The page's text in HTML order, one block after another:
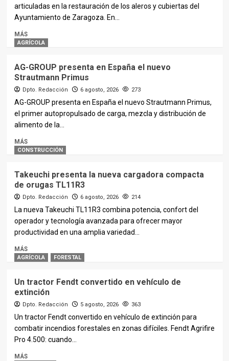
articuladas en la restauración de los aleros y cubiertas del
Ayuntamiento de Zaragoza. En...
MÁS
AGRÍCOLA
AG-GROUP presenta en España el nuevo
Strautmann Primus
Dpto. Redacción 6 agosto, 2026 273
AG-GROUP presenta en España el nuevo Strautmann Primus,
el primer autopropulsado de carga, mezcla y distribución de
alimento de la...
MÁS
CONSTRUCCIÓN
Takeuchi presenta la nueva cargadora compacta
de orugas TL11R3
Dpto. Redacción 6 agosto, 2026 214
La nueva Takeuchi TL11R3 combina potencia, confort del
operador y tecnología avanzada para ofrecer mayor
productividad en una amplia variedad...
MÁS
AGRÍCOLA FORESTAL
Un tractor Fendt convertido en vehículo de
extinción
Dpto. Redacción 5 agosto, 2026 363
Un tractor Fendt convertido en vehículo de extinción para
combatir incendios forestales en zonas difíciles. Fendt Agrifire
Pro 4.500: cuando...
MÁS